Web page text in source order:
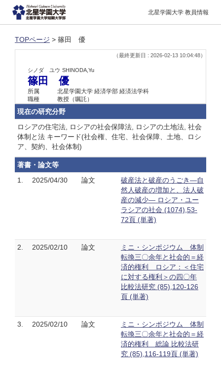
北星学園大学 教員情報
TOPページ > 篠田 優
（最終更新日 : 2026-02-13 10:04:48）
シノダ ユウ SHINODA,Yu
篠田 優
所属
北星学園大学 経済学部 経済法学科
職種
教授（嘱託）
現在の研究分野
ロシアの住宅法, ロシアの社会保障法, ロシアの土地法, 社会
体制と法 キーワード(社会権、住宅、社会保障、土地、ロシ
ア、契約、社会体制)
著書・論文等
1.
2025/04/30 論文
破産法と破産のうごき―自
然人破産の増加と、法人破
産の減少― ロシア・ユー
ラシアの社会 (1074),53-
72頁 (単著)
2. 2025/02/10 論文
ミニ・シンポジウム 体制
転換三〇余年と社会的＝経
済的権利 ロシア：＜住宅
に対する権利＞の四〇年
比較法研究 (85),120-126
頁 (単著)
3. 2025/02/10 論文
ミニ・シンポジウム 体制
転換三〇余年と社会的＝経
済的権利 総論 比較法研
究 (85),116-119頁 (単著)